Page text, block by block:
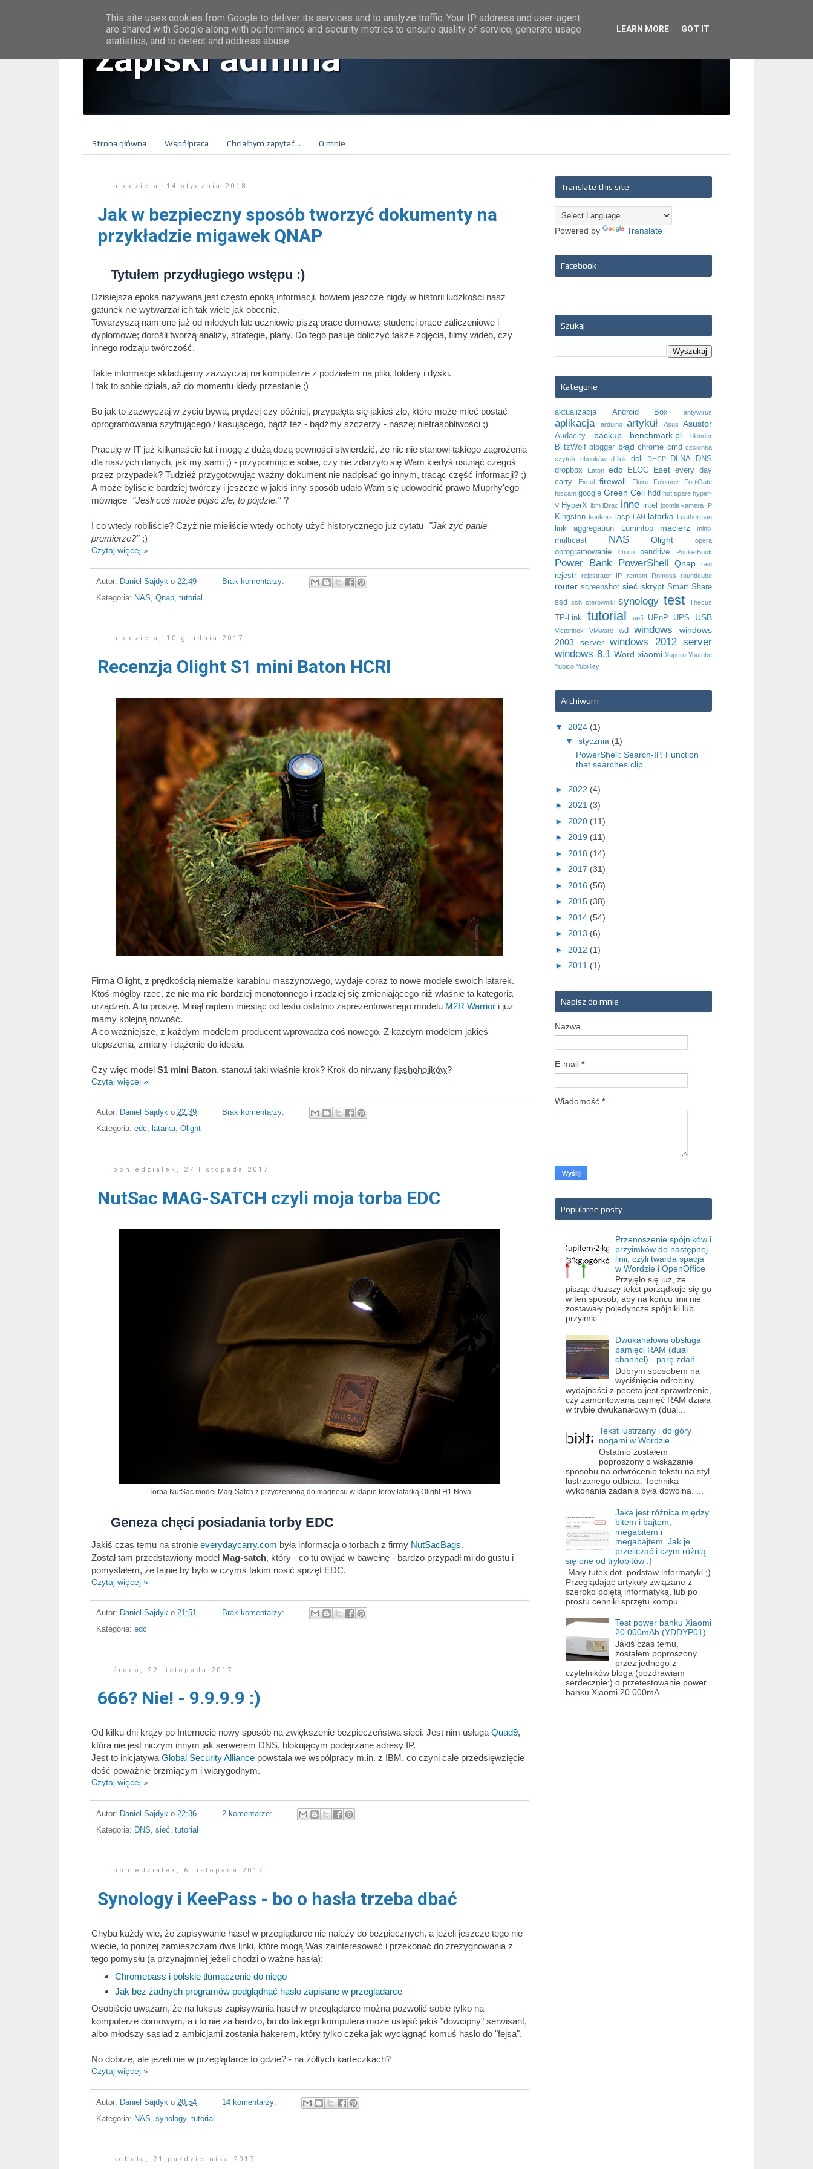
zapiski admina
Strona główna Współpraca Chciałbym zapytać... O mnie
niedziela, 14 stycznia 2018
Jak w bezpieczny sposób tworzyć dokumenty na
przykładzie migawek QNAP
Tytułem przydługiego wstępu :)
Dzisiejsza epoka nazywana jest często epoką informacji, bowiem jeszcze nigdy w historii ludzkości nasz
gatunek nie wytwarzał ich tak wiele jak obecnie.
Towarzyszą nam one już od młodych lat: uczniowie piszą prace domowe; studenci prace zaliczeniowe i
dyplomowe; dorośli tworzą analizy, strategie, plany. Do tego pasuje doliczyć także zdjęcia, filmy wideo, czy
innego rodzaju twórczość.
Takie informacje składujemy zazwyczaj na komputerze z podziałem na pliki, foldery i dyski.
I tak to sobie działa, aż do momentu kiedy przestanie ;)
Bo jak to zazwyczaj w życiu bywa, prędzej czy później, przypałęta się jakieś zło, które może mieć postać
oprogramowania szyfrującego / kasującego, bądź też - bądźmy szczerzy - naszej niefrasobliwości ;)
Pracuję w IT już kilkanaście lat i mogę z dużą dozą pewności stwierdzić, że nic nie stanowi takiego zagrożenia
dla naszych danych, jak my sami ;) - przypomnijcie sobie, czy nie zdarzyło się Wam kiedyś usunąć czegoś
przez przypadek? Tudzież przygotowując ważny dokument nie nadpisać go innym, tracąc część informacji? ;)
A może byliście bardziej twórczy i jeszcze w jakiś inny sposób udało Wam się udowodnić prawo Muprhy'ego
mówiące
Jeśli coś może pójść źle, to pójdzie. ?
I co wtedy robiliście? Czyż nie mieliście wtedy ochoty użyć historycznego już cytatu
Jak żyć panie
premierze?
;)
Czytaj więcej »
Autor: Daniel Sajdyk o 22:49
Brak komentarzy:
Kategoria: NAS Qnap tutorial
niedziela, 10 grudnia 2017
Recenzja Olight S1 mini Baton HCRI
Firma Olight, z prędkością niemalże karabinu maszynowego, wydaje coraz to nowe modele swoich latarek.
Ktoś mógłby rzec, że nie ma nic bardziej monotonnego i rzadziej się zmieniającego niż właśnie ta kategoria
urządzeń. A tu proszę. Minął raptem miesiąc od testu ostatnio zaprezentowanego modelu M2R Warrior i już
mamy kolejną nowość.
A co ważniejsze, z każdym modelem producent wprowadza coś nowego. Z każdym modelem jakieś
ulepszenia, zmiany i dążenie do ideału.
Czy więc model S1 mini Baton, stanowi taki właśnie krok? Krok do nirwany flashoholików?
Czytaj więcej »
Autor: Daniel Sajdyk o 22:39
Brak komentarzy:
Kategoria: edc, latarka, Olight
poniedziałek, 27 listopada 2017
NutSac MAG-SATCH czyli moja torba EDC
Torba NutSac model Mag-Satch z przyczepioną do magnesu w klapie torby latarką Olight H1 Nova
Geneza chęci posiadania torby EDC
Jakiś czas temu na stronie everydaycarry.com była informacja o torbach z firmy NutSacBags.
Został tam przedstawiony model Mag-satch, który - co tu owijać w bawełnę - bardzo przypadł mi do gustu i
pomyślałem, że fajnie by było w czymś takim nosić sprzęt EDC.
Czytaj więcej »
Autor: Daniel Sajdyk o 21:51
Brak komentarzy:
Kategoria: edc
środa, 22 listopada 2017
666? Nie! - 9.9.9.9 :)
Od kilku dni krąży po Internecie nowy sposób na zwiększenie bezpieczeństwa sieci. Jest nim usługa Quad9,
która nie jest niczym innym jak serwerem DNS, blokującym podejrzane adresy IP.
Jest to inicjatywa Global Security Alliance powstała we współpracy m.in. z IBM, co czyni całe przedsięwzięcie
dość poważnie brzmiącym i wiarygodnym.
Czytaj więcej »
Autor: Daniel Sajdyk o 22:36
2 komentarze:
Kategoria: DNS sieć tutorial
poniedziałek, 6 listopada 2017
Synology i KeePass - bo o hasła trzeba dbać
Chyba każdy wie, że zapisywanie haseł w przeglądarce nie należy do bezpiecznych, a jeżeli jeszcze tego nie
wiecie, to poniżej zamieszczam dwa linki, które mogą Was zainteresować i przekonać do zrezygnowania z
tego pomysłu (a przynajmniej jeżeli chodzi o ważne hasła):
Chromepass i polskie tłumaczenie do niego
Jak bez żadnych programów podglądnąć hasło zapisane w przeglądarce
Osobiście uważam, że na luksus zapisywania haseł w przeglądarce można pozwolić sobie tylko na
komputerze domowym, a i to nie za bardzo, bo do takiego komputera może usiąść jakiś "dowcipny" serwisant,
albo młodszy sąsiad z ambicjami zostania hakerem, który tylko czeka jak wyciągnąć komuś hasło do "fejsa".
No dobrze, ale jeżeli nie w przeglądarce to gdzie? - na żółtych karteczkach?
Czytaj więcej »
Autor: Daniel Sajdyk o 20:54
14 komentarzy:
Kategoria: NAS synology, tutorial
sobota, 21 października 2017
Translate this site
Powered by Translate
Facebook
Szukaj
Kategorie
aktualizacja Android Box antywirus
aplikacja arduino artykuł Asus Asustor
Audacity backup benchmark.pl blender
BlitzWolf blogger błąd chrome cmd czcionka
czytnik ebooków d-link dell DHCP DLNA
DNS
dropbox
Eaton edc ELOG Eset every day
carry
Excel firewall Fluke Folomov
FortiGate
foscam google Green Cell hdd hot spare hyper-
V HyperX ibm iDrac inne intel joomla kamera IP
Kingston konkurs lacp LAN latarka Leatherman
link aggregation Lumintop macierz minix
multicast NAS Olight opera
oprogramowanie Orico pendrive PocketBook
Power Bank PowerShell Qnap raid
rejestr rejestrator IP remont Romoss roundcube
router screenshot sieć skrypt Smart Share
ssd
ssh sterowniki synology test Thecus
TP-Link tutorial uefi UPnP UPS USB
Victorinox VMware wd windows
windows
2003 server windows 2012 server
windows 8.1 Word xiaomi Xopero Youtube
Yubico YubiKey
Archiwum
▼ 2024 (1)
▼ stycznia (1)
PowerShell: Search-IP. Function
that searches clip...
► 2022 (4)
► 2021 (3)
► 2020 (11)
► 2019 (11)
► 2018 (14)
► 2017 (31)
► 2016 (56)
► 2015 (38)
► 2014 (54)
► 2013 (6)
► 2012 (1)
► 2011 (1)
Napisz do mnie
Nazwa
E-mail *
Wiadomość *
Popularne posty
Przenoszenie spójników i
przyimków do następnej
linii, czyli twarda spacja
w Wordzie i OpenOffice
Przyjęło się już, że
pisząc dłuższy tekst porządkuje się go
w ten sposób, aby na końcu linii nie
zostawały pojedyncze spójniki lub
przyimki....
Dwukanałowa obsługa
pamięci RAM (dual
channel) - parę zdań
Dobrym sposobem na
wyciśnięcie odrobiny
wydajności z peceta jest sprawdzenie,
czy zamontowana pamięć RAM działa
w trybie dwukanałowym (dual...
Tekst lustrzany i do góry
nogami w Wordzie
Ostatnio zostałem
poproszony o wskazanie
sposobu na odwrócenie tekstu na styl
lustrzanego odbicia. Technika
wykonania zadania była dowolna. ...
Jaka jest różnica między
bitem i bajtem,
megabitem i
megabajtem. Jak je
przeliczać i czym różnią
się one od trylobitów :)
Mały tutek dot. podstaw informatyki ;)
Przeglądając artykuły związane z
szeroko pojętą informatyką, lub po
prostu cenniki sprzętu kompu...
Test power banku Xiaomi
20.000mAh (YDDYP01)
Jakiś czas temu,
zostałem poproszony
przez jednego z
czytelników bloga (pozdrawiam
serdecznie:) o przetestowanie power
banku Xiaomi 20.000mA...
This site uses cookies from Google to deliver its services and to analyze traffic. Your IP address and user-agent
are shared with Google along with performance and security metrics to ensure quality of service, generate usage
statistics, and to detect and address abuse.
LEARN MORE GOT IT